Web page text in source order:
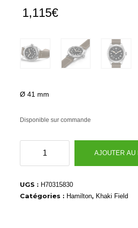
1,115€
Ø 41 mm
Disponible sur commande
H70315830
AJOUTER AU
UGS : H70315830
Catégories : Hamilton, Khaki Field